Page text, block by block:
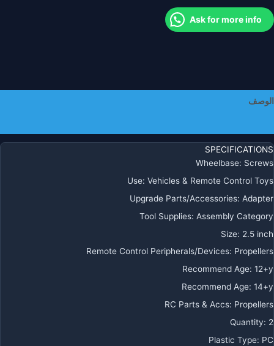
الكفاءة
وقدرة
و4
عكسية
Ask for more info
الوصف
SPECIFICATIONS
Wheelbase: Screws
Use: Vehicles & Remote Control Toys
Upgrade Parts/Accessories: Adapter
Tool Supplies: Assembly Category
Size: 2.5 inch
Remote Control Peripherals/Devices: Propellers
Recommend Age: 12+y
Recommend Age: 14+y
RC Parts & Accs: Propellers
Quantity: 2
Plastic Type: PC